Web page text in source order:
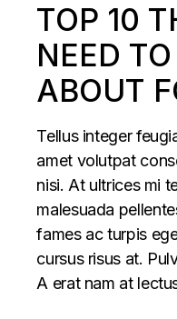
TOP 10
NEED
ABOUT
Tellus integer
amet volutpat
nisi. At ultrices mi
malesuada
fames ac turpis
cursus risus at.
A erat nam at